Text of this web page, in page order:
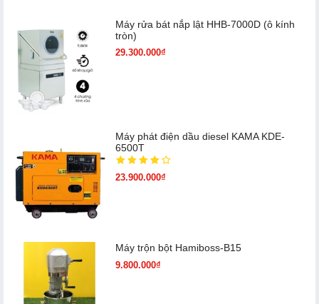
Máy rửa bát nắp lật HHB-7000D (ô kính
tròn)
29.300.000₫
Máy phát điện dầu diesel KAMA KDE-
6500T
23.900.000₫
Máy trộn bột Hamiboss-B15
9.800.000₫